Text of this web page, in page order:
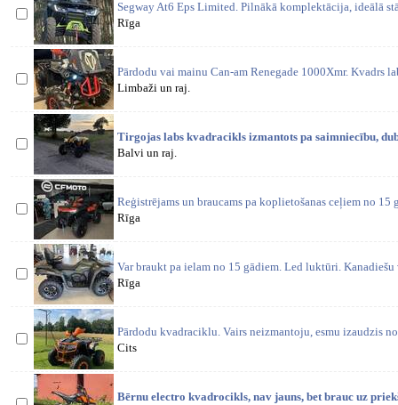
Segway At6 Eps Limited. Pilnākā komplektācija, ideālā
Rīga
Pārdodu vai mainu Can-am Renegade 1000Xmr. Kvadrs
Limbaži un raj.
Tirgojas labs kvadracikls izmantots pa saimniecību,
Balvi un raj.
Reģistrējams un braucams pa koplietošanas ceļiem no
Rīga
Var braukt pa ielam no 15 gādiem. Led luktūri.
Rīga
Pārdodu kvadraciklu. Vairs neizmantoju, esmu izaudzis
Cits
Bērnu electro kvadrocikls, nav jauns, bet brauc uz